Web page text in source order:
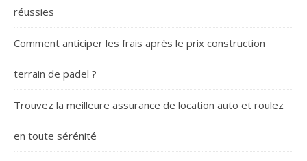
réussies
Comment anticiper les frais après le prix construction
terrain de padel ?
Trouvez la meilleure assurance de location auto et roulez
en toute sérénité